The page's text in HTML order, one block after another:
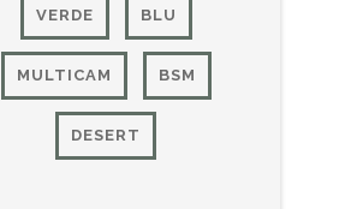
VERDE BLU
MULTICAM BSM
DESERT